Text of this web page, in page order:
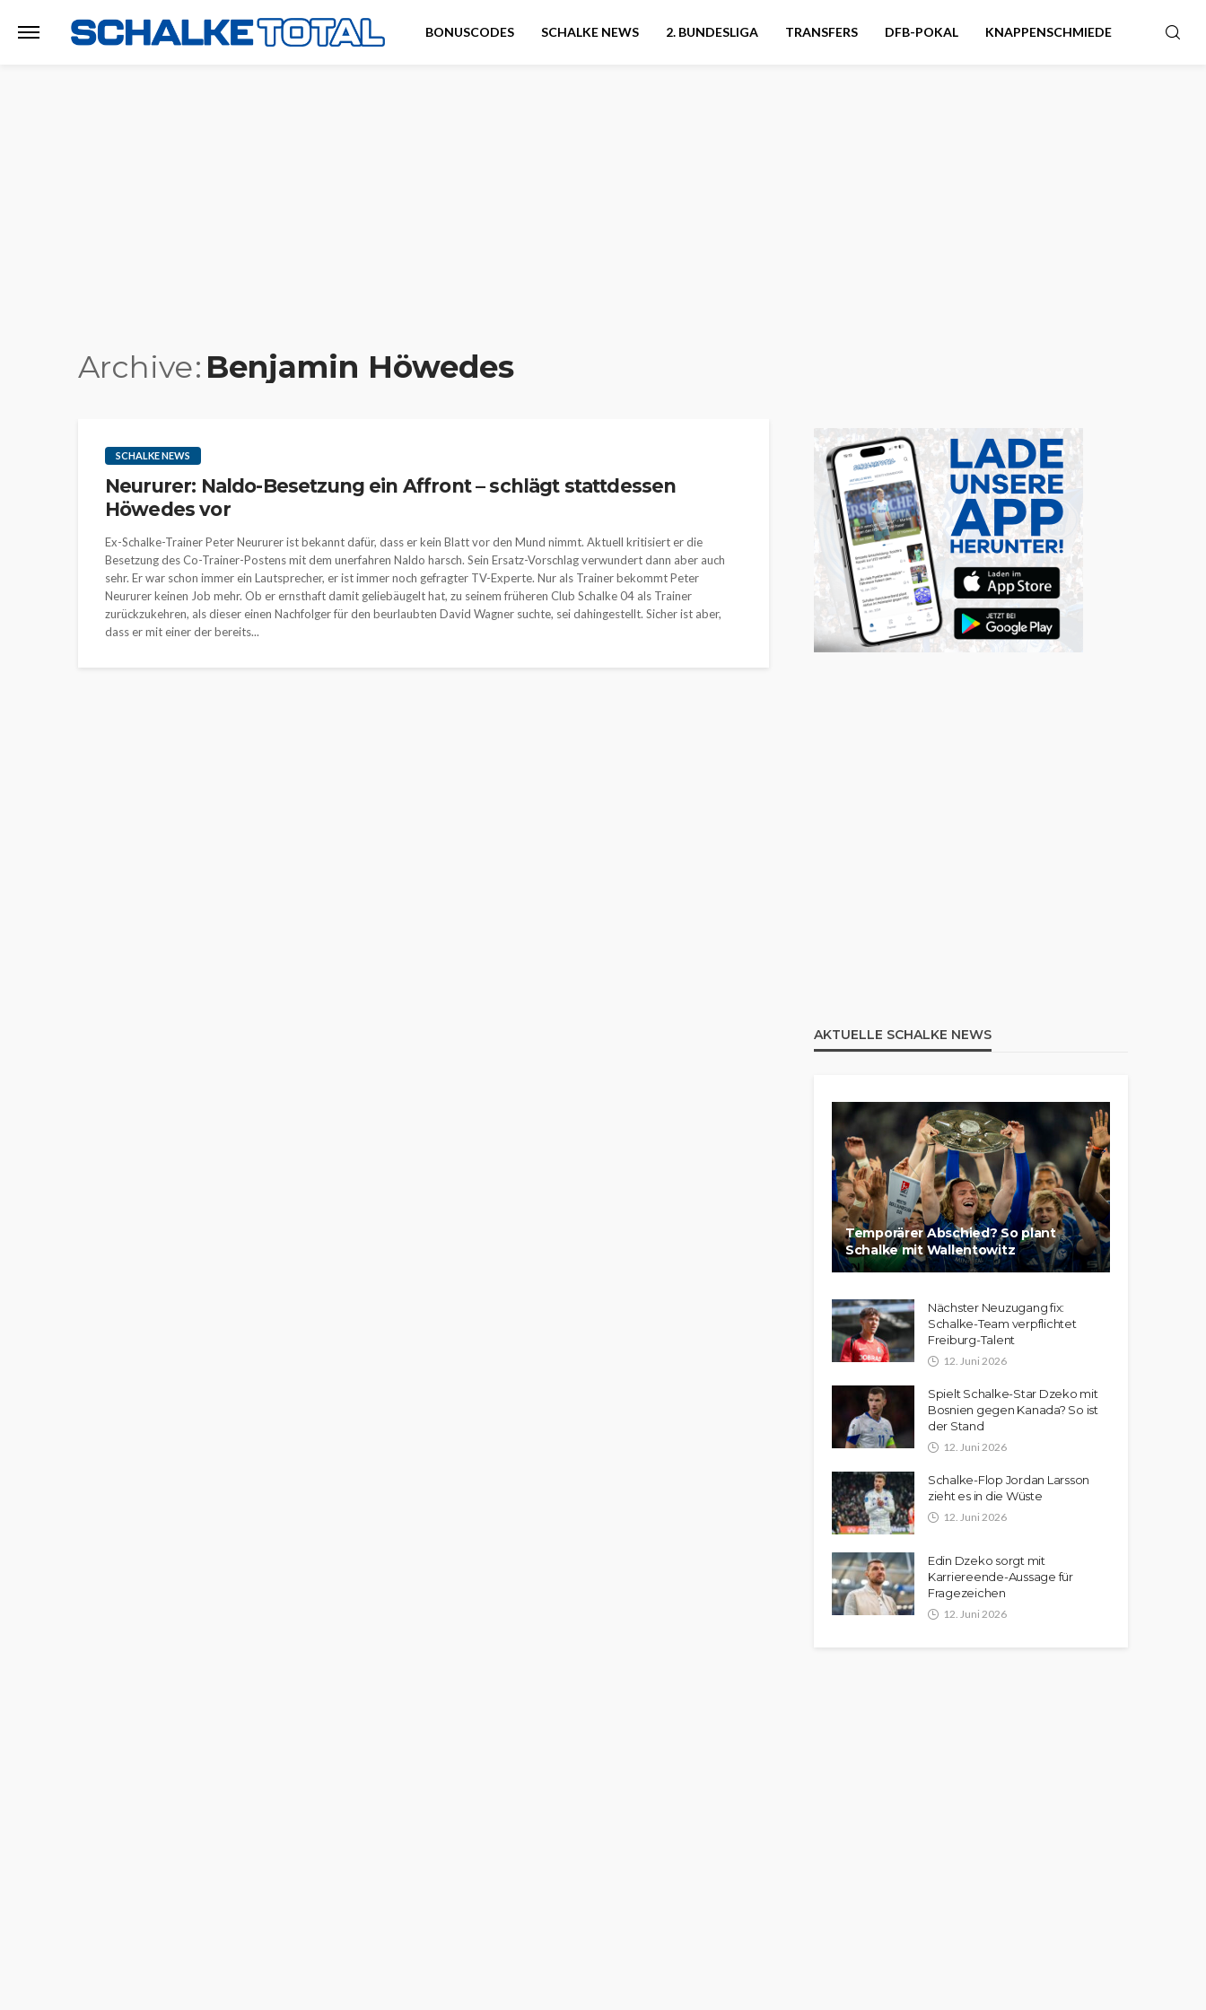
BONUSCODES SCHALKE NEWS 2. BUNDESLIGA TRANSFERS DFB-POKAL KNAPPENSCHMIEDE
Archive Benjamin Höwedes
SCHALKE NEWS
Neururer: Naldo-Besetzung ein Affront – schlägt stattdessen
Höwedes vor
Ex-Schalke-Trainer Peter Neururer ist bekannt dafür, dass er kein Blatt vor den Mund nimmt. Aktuell kritisiert er die
Besetzung des Co-Trainer-Postens mit dem unerfahren Naldo harsch. Sein Ersatz-Vorschlag verwundert dann aber auch
sehr. Er war schon immer ein Lautsprecher, er ist immer noch gefragter TV-Experte. Nur als Trainer bekommt Peter
Neururer keinen Job mehr. Ob er ernsthaft damit geliebäugelt hat, zu seinem früheren Club Schalke 04 als Trainer
zurückzukehren, als dieser einen Nachfolger für den beurlaubten David Wagner suchte, sei dahingestellt. Sicher ist aber,
dass er mit einer der bereits...
AKTUELLE SCHALKE NEWS
Temporärer Abschied? So plant
Schalke mit Wallentowitz
Nächster Neuzugang fix:
Schalke-Team verpflichtet
Freiburg-Talent
12. Juni 2026
Spielt Schalke-Star Dzeko mit
Bosnien gegen Kanada? So ist
der Stand
12. Juni 2026
Schalke-Flop Jordan Larsson
zieht es in die Wüste
12. Juni 2026
Edin Dzeko sorgt mit
Karriereende-Aussage für
Fragezeichen
12. Juni 2026